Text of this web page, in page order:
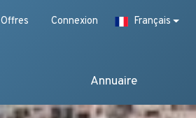
Offres Connexion Français
Annuaire